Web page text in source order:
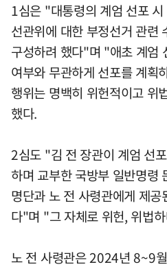
1심은 "대통령의 계엄 선포
선관위에 대한 부정선거 관련
구성하려 했다"며 "애초 계엄
여부와 무관하게 선포를 계획
행위는 명백히 위헌적이고 위
했다.
2심도 "김 전 장관이 계엄 선
하며 교부한 국방부 일반명령
명단과 노 전 사령관에게 제
다"며 "그 자체로 위헌, 위법
노 전 사령관은 2024년 8~9